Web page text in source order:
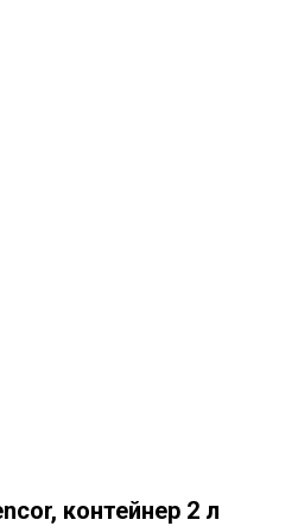
контейнер 2 л